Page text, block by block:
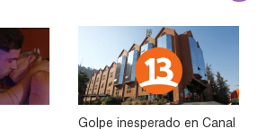
Golpe inesperado en Canal